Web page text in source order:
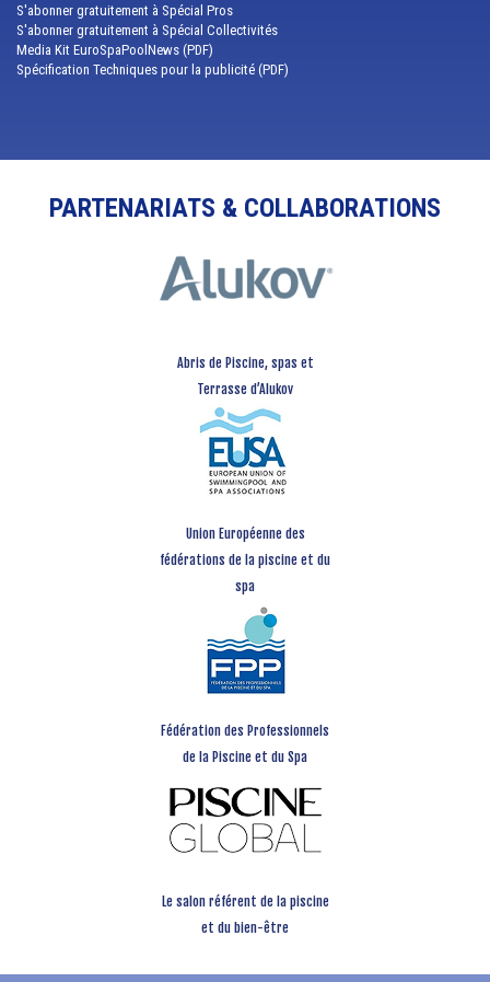
S'abonner gratuitement à Spécial Pros
S'abonner gratuitement à Spécial Collectivités
Media Kit EuroSpaPoolNews (PDF)
Spécification Techniques pour la publicité (PDF)
PARTENARIATS & COLLABORATIONS
Abris de Piscine, spas et
Terrasse d’Alukov
Union Européenne des
fédérations de la piscine et du
spa
Fédération des Professionnels
de la Piscine et du Spa
Le salon référent de la piscine
et du bien-être